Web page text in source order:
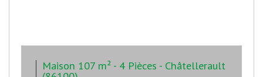
Maison 107 m² - 4 Pièces - Châtellerault